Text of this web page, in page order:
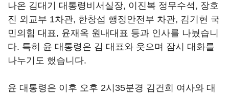
나온 김대기 대통령비서실장, 이진복 정무수석, 장호
진 외교부 1차관, 한창섭 행정안전부 차관, 김기현 국
민의힘 대표, 윤재옥 원내대표 등과 인사를 나눴습니
다. 특히 윤 대통령은 김 대표와 웃으며 잠시 대화를
나누기도 했습니다.
윤 대통령은 이후 오후 2시35분경 김건희 여사와 대